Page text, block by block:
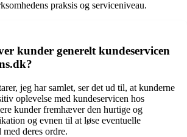
praksis og serviceniveau.
kunder generelt kundeservicen
jeg har samlet, ser det ud til, at kunderne
oplevelse med kundeservicen hos
kunder fremhæver den hurtige og
og evnen til at løse eventuelle
deres ordre.